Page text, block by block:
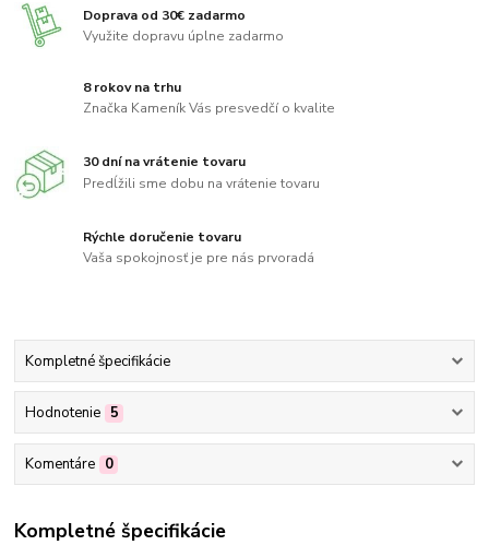
Doprava od 30€ zadarmo
Využite dopravu úplne zadarmo
8 rokov na trhu
Značka Kameník Vás presvedčí o kvalite
30 dní na vrátenie tovaru
Predĺžili sme dobu na vrátenie tovaru
Rýchle doručenie tovaru
Vaša spokojnosť je pre nás prvoradá
Kompletné špecifikácie
Hodnotenie 5
Komentáre 0
Kompletné špecifikácie